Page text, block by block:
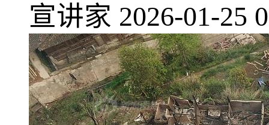
宣讲家 2026-01-25